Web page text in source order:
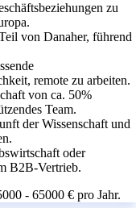
zu
von Danaher, führend
remote zu arbeiten.
von ca. 50%
Team.
der Wissenschaft und
oder
B2B-Vertrieb.
- 65000 € pro Jahr.